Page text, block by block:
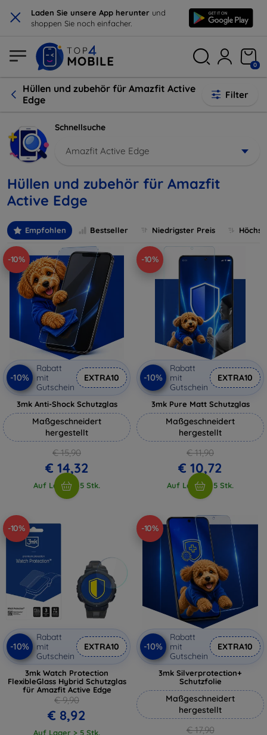
× Laden Sie unsere App herunter und
shoppen Sie noch einfacher.
0
Hüllen und zubehör für Amazfit Active
Edge
Filter
Schnellsuche
Amazfit Active Edge
Hüllen und zubehör für Amazfit
Active Edge
Empfohlen Bestseller Niedrigster Preis
-10%
-10%
Rabatt
mit
Gutschein
EXTRA10
3mk Anti-Shock Schutzglas
Maßgeschneidert
hergestellt
€ 15,90
€ 14,32
Auf Lager > 5 Stk.
-10%
-10%
Rabatt
mit
Gutschein
EXTRA10
3mk Pure Matt Schutzglas
Maßgeschneidert
hergestellt
€ 11,90
€ 10,72
Auf Lager > 5 Stk.
-10%
-10%
Rabatt
mit
Gutschein
EXTRA10
3mk Watch Protection
FlexibleGlass Hybrid Schutzglas
für Amazfit Active Edge
€ 9,90
€ 8,92
Auf Lager > 5 Stk.
-10%
-10%
Rabatt
mit
Gutschein
EXTRA10
3mk Silverprotection+
Schutzfolie
Maßgeschneidert
hergestellt
€ 17,90